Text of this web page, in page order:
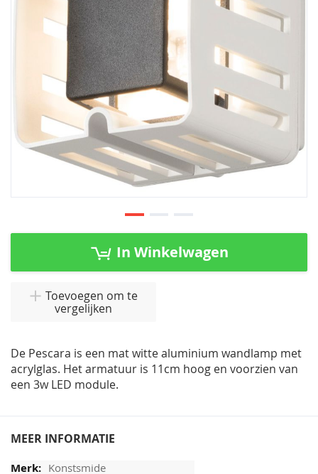
gallerij
Ga
In Winkelwagen
Toevoegen om te
vergelijken
De Pescara is een mat witte aluminium wandlamp met
acrylglas. Het armatuur is 11cm hoog en voorzien van
een 3w LED module.
MEER INFORMATIE
Konstsmide